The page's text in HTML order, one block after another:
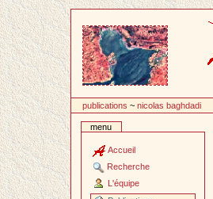
contenu
publications ~nicolas baghdadi
menu
Accueil
Recherche
L'équipe